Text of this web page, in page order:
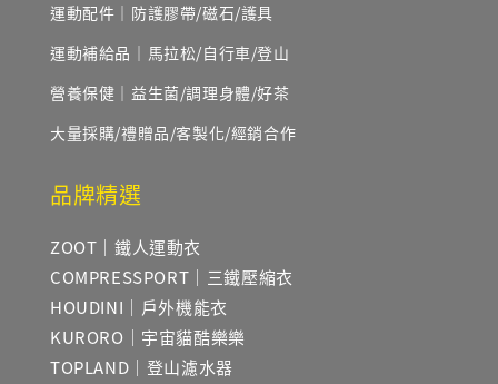
運動配件｜防護膠帶/磁石/護具
運動補給品｜馬拉松/自行車/登山
營養保健｜益生菌/調理身體/好茶
大量採購/禮贈品/客製化/經銷合作
品牌精選
ZOOT｜鐵人運動衣
COMPRESSPORT｜三鐵壓縮衣
HOUDINI｜戶外機能衣
KURORO｜宇宙貓酷樂樂
TOPLAND｜登山濾水器